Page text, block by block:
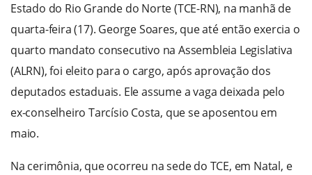
Estado do Rio Grande do Norte (TCE-RN), na manhã de
quarta-feira (17). George Soares, que até então exercia o
quarto mandato consecutivo na Assembleia Legislativa
(ALRN), foi eleito para o cargo, após aprovação dos
deputados estaduais. Ele assume a vaga deixada pelo
ex-conselheiro Tarcísio Costa, que se aposentou em
maio.
Na cerimônia, que ocorreu na sede do TCE, em Natal, e